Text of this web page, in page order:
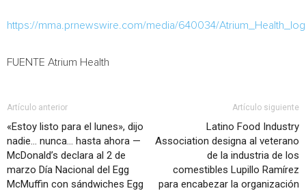
https://mma.prnewswire.com/media/640034/
FUENTE Atrium Health
Artículo anterior
«Estoy listo para el lunes», dijo
nadie… nunca… hasta ahora —
McDonald’s declara al 2 de
marzo Día Nacional del Egg
McMuffin con sándwiches Egg
Artículo siguiente
Latino Food Industry
Association designa al veterano
de la industria de los
comestibles Lupillo Ramírez
para encabezar la organización